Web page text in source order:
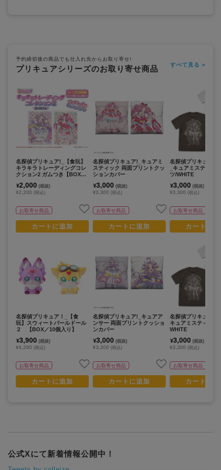
予約締切後の商品でも仕入れ先からお取り寄せ!
プリキュアシリーズのお取り寄せ商品 すべて見る >
名探偵プリキュア!_【食玩】
キラキラトレーディングコレ
クション2 ガムつき【BOX／
¥2,000 (税抜)
¥2,200 (税込)
お取寄せ商品
カートに追加
名探偵プリキュア！_【食
玩】スウィートパールドール
２ 【BOX／10個入り】
¥3,900 (税抜)
¥4,290 (税込)
お取寄せ商品
カートに追加
名探偵プリキュア!_キュアミ
スティック 両面プリントクッ
ションカバー
¥3,000 (税抜)
¥3,300 (税込)
お取寄せ商品
カートに追加
名探偵プリキュア!_キュアア
ンサー 両面プリントクッショ
ンカバー
¥3,000 (税抜)
¥3,300 (税込)
お取寄せ商品
カートに追加
名探偵プリキュア
_キュアミスティッ
ツ/WHITE
¥3,000 (税抜)
¥3,300 (税込)
お取寄せ商品
カートに
名探偵プリキュア
キュアミスティック
WHITE
¥3,000 (税抜)
¥3,300 (税込)
お取寄せ商品
カートに
公式Xにて新着情報公開中！